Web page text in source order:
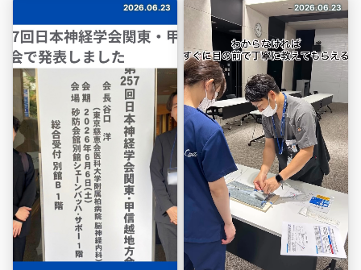
#症例発表
#発表練習
毎月のセンター会議とは別に
年3回開催するもので、研修
医の研修状況や評価の確認、
研修環境の整備、今後の研修
プログラム運営について報告
と意見交換を行いました。
今回の委員会も、院内外の皆
様に多数ご参加いただき、よ
り良いカリキュラム実現に向
けて話し合いを行いました。
研修医一人ひとりが安心して
学び、主体的に成長できる環
境を整えるためには、定期的
な振り返りと継続的な改善が
欠かせません。
当院では、指導医、各診療
科、看護部、コメディカル、
初期研修医も参加し、飯塚病
院の研修内容や雰囲気につい
て話してもらいました。
医学生の皆さんに少しでも飯
塚病院のことを知っていただ
けていたら幸いです👍
興味を持っていただけたらぜ
ひ見学にお越しいただきたい
ですし、まだ見学はハードル
が高いということであればま
ずはオンラインイベントにご
参加ください😊
以下日程で開催を予定してお
ります。
6/26（金）18時〜19時
テーマ「研修医のサポート体
制、生活環境、福利厚生」
2026.06.23 2026.06.23